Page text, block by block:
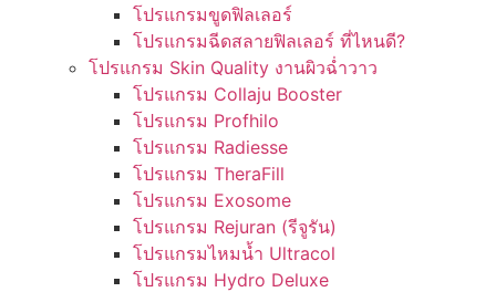
โปรแกรมขูดฟิลเลอร์
โปรแกรมฉีดสลายฟิลเลอร์ ที่ไหนดี?
โปรแกรม Skin Quality งานผิวฉ่ำวาว
โปรแกรม Collaju Booster
โปรแกรม Profhilo
โปรแกรม Radiesse
โปรแกรม TheraFill
โปรแกรม Exosome
โปรแกรม Rejuran (รีจูรัน)
โปรแกรมไหมน้ำ Ultracol
โปรแกรม Hydro Deluxe